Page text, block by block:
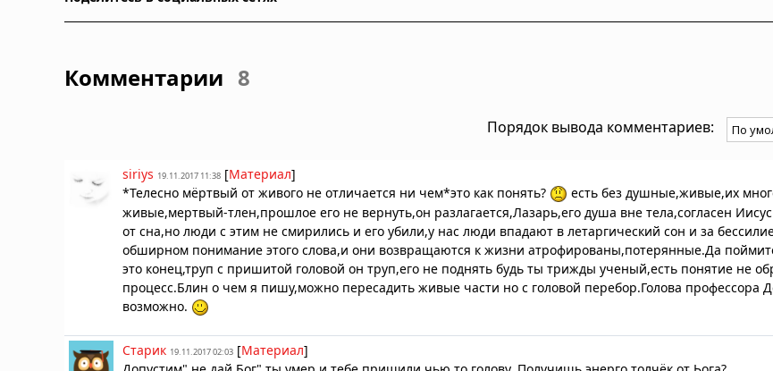
Комментарии 8
Порядок вывода комментариев:
siriys 19.11.2017 11:38 [Материал]
*Телесно мёртвый от живого не отличается ни чем*это как понять?
есть без душные,живые,их
живые,мертвый-тлен,прошлое его не вернуть,он разлагается,Лазарь,его душа вне тела,согласен
от сна,но люди с этим не смирились и его убили,у нас люди впадают в летаргический сон и за
обширном понимание этого слова,и они возвращаются к жизни атрофированы,потерянные.Да
это конец,труп с пришитой головой он труп,его не поднять будь ты трижды ученый,есть понятие не
процесс.Блин о чем я пишу,можно пересадить живые части но с головой перебор.Голова профессора
возможно.
Старик 19.11.2017 02:03 [Материал]